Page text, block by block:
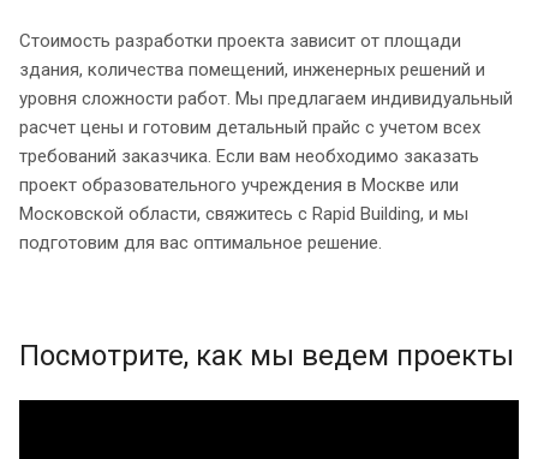
Стоимость разработки проекта зависит от площади
здания, количества помещений, инженерных решений и
уровня сложности работ. Мы предлагаем индивидуальный
расчет цены и готовим детальный прайс с учетом всех
требований заказчика. Если вам необходимо заказать
проект образовательного учреждения в Москве или
Московской области, свяжитесь с Rapid Building, и мы
подготовим для вас оптимальное решение.
Посмотрите, как мы ведем проекты